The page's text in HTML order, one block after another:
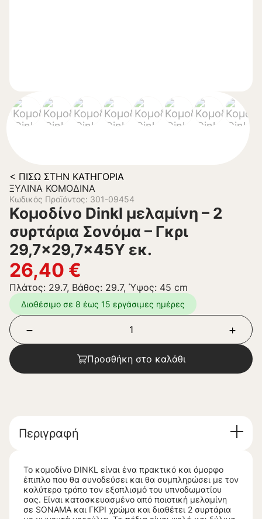
< ΠΊΣΩ ΣΤΗΝ ΚΑΤΗΓΟΡΊΑ
ΞΎΛΙΝΑ ΚΟΜΟΔΊΝΑ
Κωδικός Προϊόντος: 301-09454
Κομοδίνο Dinkl μελαμίνη – 2
συρτάρια Σονόμα – Γκρι
29,7×29,7×45Υ εκ.
26,40 €
Πλάτος: 29.7, Βάθος: 29.7, Ύψος: 45 cm
Διαθέσιμο σε 8 έως 15 εργάσιμες ημέρες
Προσθήκη στο καλάθι
Περιγραφή
Το κομοδίνο DINKL είναι ένα πρακτικό και όμορφο
έπιπλο που θα συνοδεύσει και θα συμπληρώσει με τον
καλύτερο τρόπο τον εξοπλισμό του υπνοδωματίου
σας. Είναι κατασκευασμένο από ποιοτική μελαμίνη
σε SONAMA και ΓΚΡΙ χρώμα και διαθέτει 2 συρτάρια